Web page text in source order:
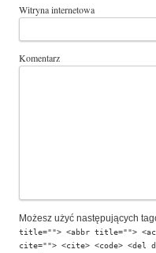
Witryna internetowa
Komentarz
Możesz użyć następujących
title=""> <abbr title="">
cite=""> <cite> <code> <del